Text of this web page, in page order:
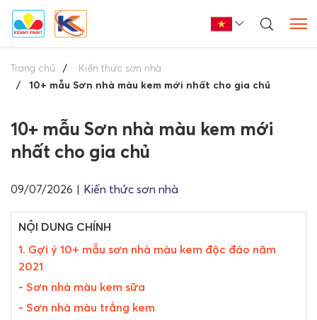
Trang chủ
Kiến thức sơn nhà
10+ mẫu Sơn nhà màu kem mới nhất cho gia chủ
10+ mẫu Sơn nhà màu kem mới
nhất cho gia chủ
09/07/2026 | Kiến thức sơn nhà
NỘI DUNG CHÍNH
1. Gợi ý 10+ mẫu sơn nhà màu kem độc đáo năm
2021
- Sơn nhà màu kem sữa
- Sơn nhà màu trắng kem